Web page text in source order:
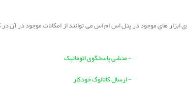
ابزار های موجود در پنل اس ام اس می توانند از امکانات موجود در آن
- منشی پاسخگوی اتوماتیک
- ارسال کاتالوگ خودکار